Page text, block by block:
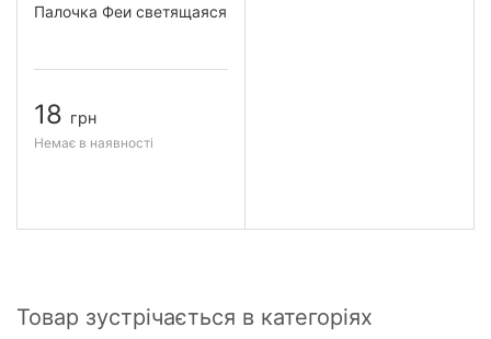
Палочка Феи светящаяся
18 грн
Немає в наявності
Товар зустрічається в категоріях